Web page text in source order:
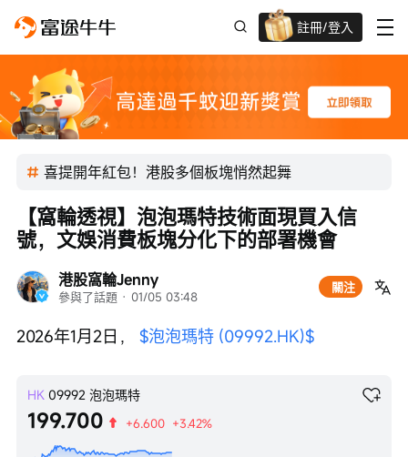
註冊/登入
迎新驚喜賞 股票/BTC等任你揀!
喜提開年紅包！港股多個板塊悄然起舞
港股窩輪Jenny
參與了話題 · 01/05 03:48
關注
【窩輪透視】泡泡瑪特技術面現買入信
號，文娛消費板塊分化下的部署機會
2026年1月2日， $泡泡瑪特 (09992.HK)$
HK 09992 泡泡瑪特
199.700 +6.600 +3.42%